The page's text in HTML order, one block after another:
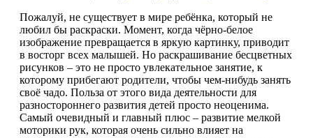
Пожалуй, не существует в мире ребёнка, который не
любил бы раскраски. Момент, когда чёрно-белое
изображение превращается в яркую картинку, приводит
в восторг всех малышей. Но раскрашивание бесцветных
рисунков – это не просто увлекательное занятие, к
которому прибегают родители, чтобы чем-нибудь занять
своё чадо. Польза от этого вида деятельности для
разностороннего развития детей просто неоценима.
Самый очевидный и главный плюс – развитие мелкой
моторики рук, которая очень сильно влияет на